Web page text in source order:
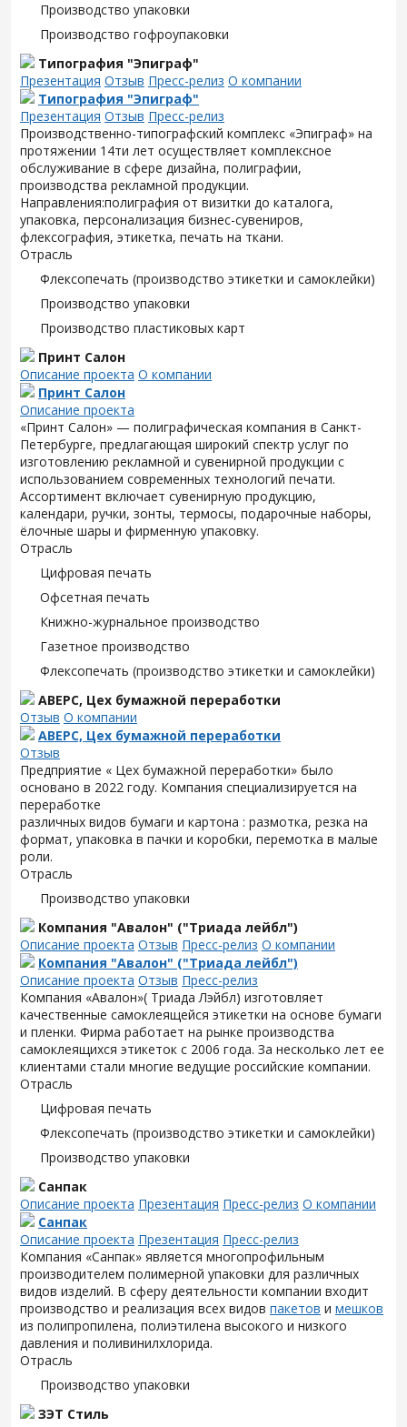
Производство упаковки
Производство гофроупаковки
Типография "Эпиграф"
Презентация Отзыв Пресс-релиз О компании
Типография "Эпиграф"
Презентация Отзыв Пресс-релиз
Производственно-типографский комплекс «Эпиграф» на
протяжении 14ти лет осуществляет комплексное
обслуживание в сфере дизайна, полиграфии,
производства рекламной продукции.
Направления:полиграфия от визитки до каталога,
упаковка, персонализация бизнес-сувениров,
флексография, этикетка, печать на ткани.
Отрасль
Флексопечать (производство этикетки и самоклейки)
Производство упаковки
Производство пластиковых карт
Принт Салон
Описание проекта О компании
Принт Салон
Описание проекта
«Принт Салон» — полиграфическая компания в Санкт-
Петербурге, предлагающая широкий спектр услуг по
изготовлению рекламной и сувенирной продукции с
использованием современных технологий печати.
Ассортимент включает сувенирную продукцию,
календари, ручки, зонты, термосы, подарочные наборы,
ёлочные шары и фирменную упаковку.
Отрасль
Цифровая печать
Офсетная печать
Книжно-журнальное производство
Газетное производство
Флексопечать (производство этикетки и самоклейки)
АВЕРС, Цех бумажной переработки
Отзыв О компании
АВЕРС, Цех бумажной переработки
Отзыв
Предприятие « Цех бумажной переработки» было
основано в 2022 году. Компания специализируется на
переработке
различных видов бумаги и картона : размотка, резка на
формат, упаковка в пачки и коробки, перемотка в малые
роли.
Отрасль
Производство упаковки
Компания "Авалон" ("Триада лейбл")
Описание проекта Отзыв Пресс-релиз О компании
Компания "Авалон" ("Триада лейбл")
Описание проекта Отзыв Пресс-релиз
Компания «Авалон»( Триада Лэйбл) изготовляет
качественные самоклеящейся этикетки на основе бумаги
и пленки. Фирма работает на рынке производства
самоклеящихся этикеток с 2006 года. За несколько лет ее
клиентами стали многие ведущие российские компании.
Отрасль
Цифровая печать
Флексопечать (производство этикетки и самоклейки)
Производство упаковки
Санпак
Описание проекта Презентация Пресс-релиз О компании
Санпак
Описание проекта Презентация Пресс-релиз
Компания «Санпак» является многопрофильным
производителем полимерной упаковки для различных
видов изделий. В сферу деятельности компании входит
производство и реализация всех видов пакетов и мешков
из полипропилена, полиэтилена высокого и низкого
давления и поливинилхлорида.
Отрасль
Производство упаковки
ЗЭТ Стиль